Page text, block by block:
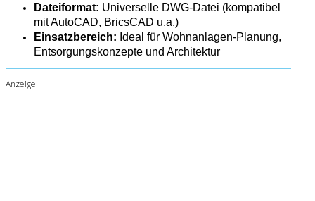
Dateiformat: Universelle DWG-Datei (kompatibel
mit AutoCAD, BricsCAD u.a.)
Einsatzbereich: Ideal für Wohnanlagen-Planung,
Entsorgungskonzepte und Architektur
Anzeige: